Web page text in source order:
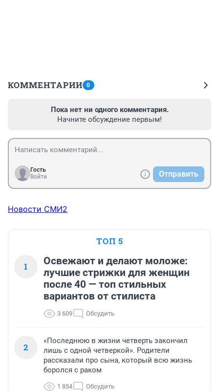
КОММЕНТАРИИ 0
Пока нет ни одного комментария.
Начните обсуждение первым!
Гость
Войти
Отправить
Новости СМИ2
ТОП 5
1
Освежают и делают моложе:
лучшие стрижки для женщин
после 40 — топ стильных
вариантов от стилиста
3 609 Обсудить
2
«Последнюю в жизни четверть закончил
лишь с одной четверкой». Родители
рассказали про сына, который всю жизнь
боролся с раком
1 854 Обсудить